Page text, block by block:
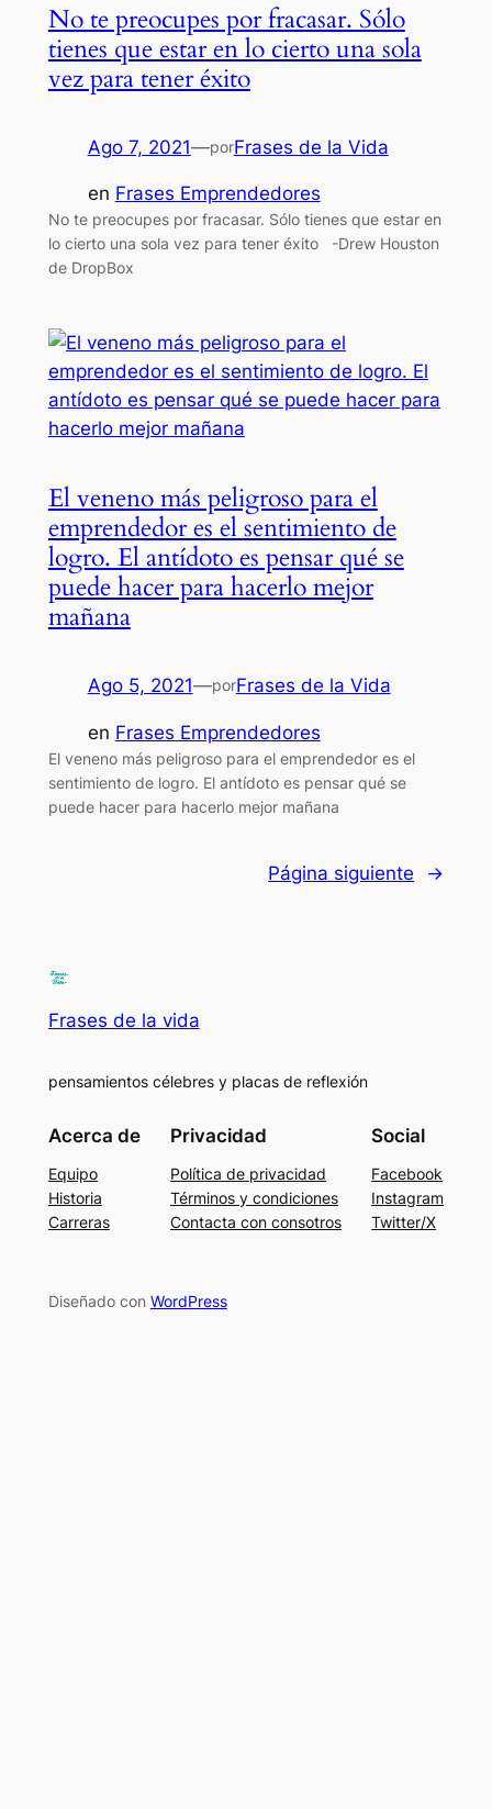
No te preocupes por fracasar. Sólo
tienes que estar en lo cierto una sola
vez para tener éxito
Ago 7, 2021—porFrases de la Vida
en Frases Emprendedores
No te preocupes por fracasar. Sólo tienes que estar en
lo cierto una sola vez para tener éxito -Drew Houston
de DropBox
El veneno más peligroso para el
emprendedor es el sentimiento de
logro. El antídoto es pensar qué se
puede hacer para hacerlo mejor
mañana
Ago 5, 2021—porFrases de la Vida
en Frases Emprendedores
El veneno más peligroso para el emprendedor es el
sentimiento de logro. El antídoto es pensar qué se
puede hacer para hacerlo mejor mañana
Página siguiente →
Frases de la vida
pensamientos célebres y placas de reflexión
Acerca de
Equipo
Historia
Carreras
Privacidad
Política de privacidad
Términos y condiciones
Contacta con consotros
Social
Facebook
Instagram
Twitter/X
Diseñado con WordPress